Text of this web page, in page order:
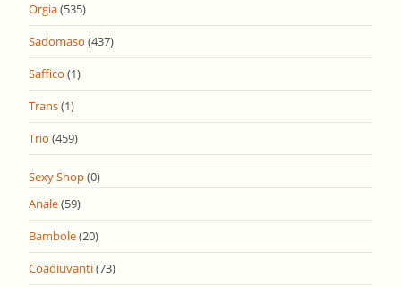
Orgia(535)
Sadomaso (437)
Saffico (1)
Trans(1)
Trio (459)
Sexy Shop(0)
Anale(59)
Bambole(20)
Coadiuvanti(73)